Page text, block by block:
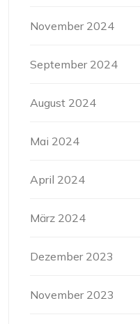
November 2024
September 2024
August 2024
Mai 2024
April 2024
März 2024
Dezember 2023
November 2023